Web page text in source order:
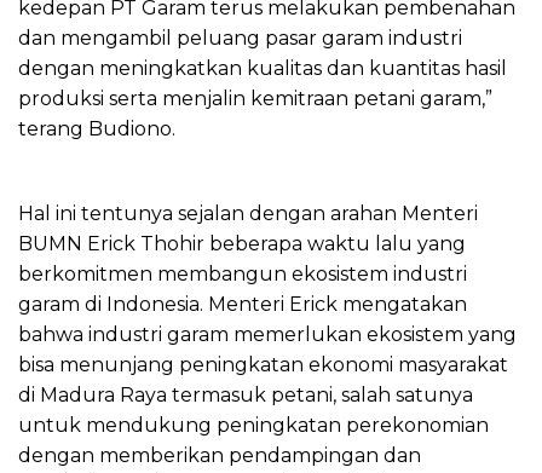
kedepan PT Garam terus melakukan pembenahan
dan mengambil peluang pasar garam industri
dengan meningkatkan kualitas dan kuantitas hasil
produksi serta menjalin kemitraan petani garam,”
terang Budiono.
Hal ini tentunya sejalan dengan arahan Menteri
BUMN Erick Thohir beberapa waktu lalu yang
berkomitmen membangun ekosistem industri
garam di Indonesia. Menteri Erick mengatakan
bahwa industri garam memerlukan ekosistem yang
bisa menunjang peningkatan ekonomi masyarakat
di Madura Raya termasuk petani, salah satunya
untuk mendukung peningkatan perekonomian
dengan memberikan pendampingan dan